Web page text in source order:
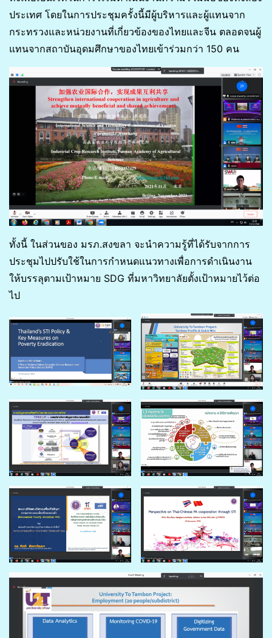
ประเทศ โดยในการประชุมครั้งนี้มีผู้บริหารและผู้แทนจาก
กระทรวงและหน่วยงานที่เกี่ยวข้องของไทยและจีน ตลอดจนผู้
แทนจากสถาบันอุดมศึกษาของไทยเข้าร่วมกว่า 150 คน
ทั้งนี้ ในส่วนของ มรภ.สงขลา จะนำความรู้ที่ได้รับจากการ
ประชุมไปปรับใช้ในการกำหนดแนวทางเพื่อการดำเนินงาน
ให้บรรลุตามเป้าหมาย SDG ที่มหาวิทยาลัยตั้งเป้าหมายไว้ต่อ
ไป